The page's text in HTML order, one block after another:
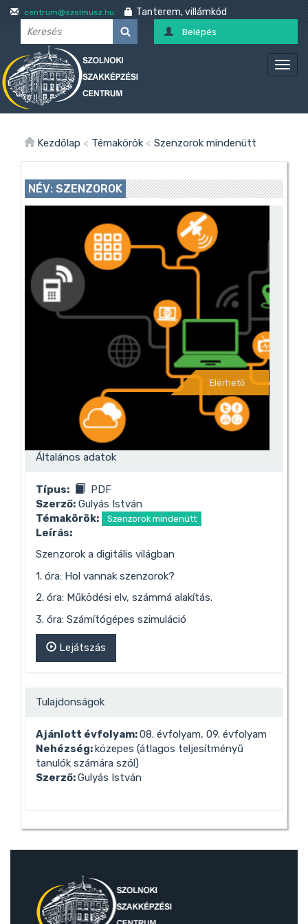
centrum@szolmusz.hu Tanterem, villámkód
Belépés
Kezdőlap < Témakörök < Szenzorok mindenütt
NÉV: SZENZOROK
Elérhető
Általános adatok
Típus:
PDF
Szerző: Gulyás István
Témakörök:
Szenzorok mindenütt
Leírás:
Szenzorok a digitális világban
1. óra: Hol vannak szenzorok?
2. óra: Működési elv, számmá alakítás.
3. óra: Számítógépes szimuláció
Lejátszás
Tulajdonságok
Ajánlott évfolyam:08. évfolyam, 09. évfolyam
Nehézség:közepes (átlagos teljesítményű
tanulók számára szól)
Szerző:Gulyás István